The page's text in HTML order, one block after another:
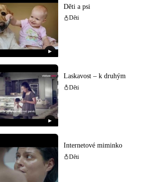
▶
Děti a psi
Děti
▶
Laskavost – k druhým
Děti
Internetové miminko
Děti